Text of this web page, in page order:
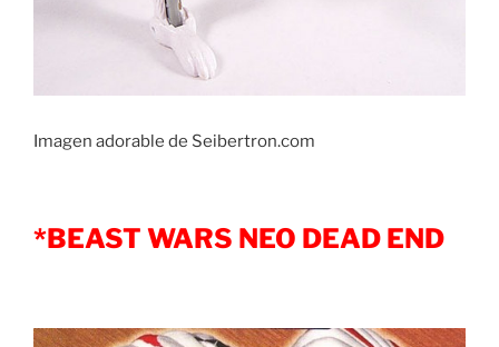
Imagen adorable de Seibertron.com
*BEAST WARS NEO DEAD END